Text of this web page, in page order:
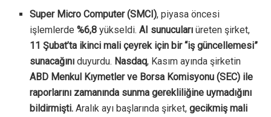
Super Micro Computer (SMCI), piyasa öncesi
işlemlerde%6,8 yükseldi.AI sunucuları üreten şirket,
11 Şubat’ta ikinci mali çeyrek için bir “iş güncellemesi”
sunacağını duyurdu. Nasdaq, Kasım ayında şirketin
ABD Menkul Kıymetler ve Borsa Komisyonu (SEC) ile
raporlarını zamanında sunma gerekliliğine uymadığını
bildirmişti. Aralık ayı başlarında şirket,gecikmiş mali